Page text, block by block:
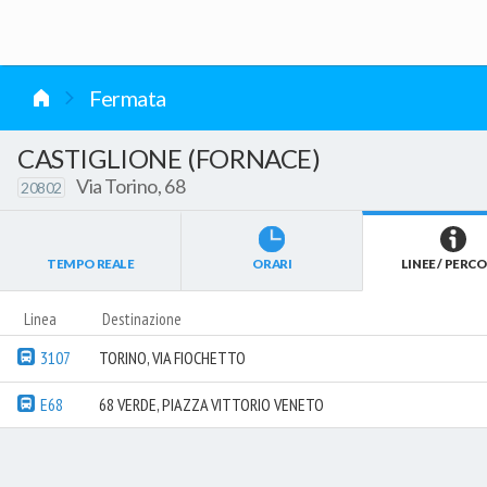
Fermata
CASTIGLIONE (FORNACE)
20802 Via Torino, 68
TEMPO REALE ORARI LINEE /
Linea Destinazione
3107 TORINO, VIA FIOCHETTO
E68 68 VERDE, PIAZZA VITTORIO VENETO